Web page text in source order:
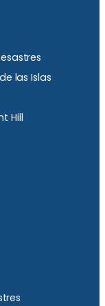
las Islas
Hill